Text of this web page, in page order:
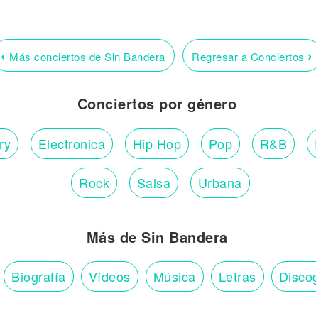
‹ Más conciertos de Sin Bandera Regresar a Conciertos ›
Conciertos por género
Electronica Hip Hop Pop R&B
Rock Salsa Urbana
Más de Sin Bandera
Biografía Vídeos Música Letras